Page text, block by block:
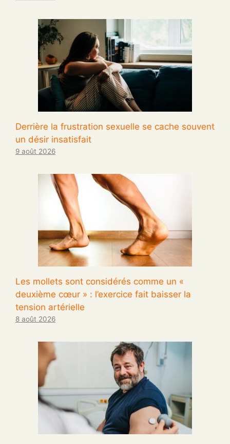
Derrière la frustration sexuelle se cache souvent
un désir insatisfait
9 août 2026
Les mollets sont considérés comme un «
deuxième cœur » : l’exercice fait baisser la
tension artérielle
8 août 2026